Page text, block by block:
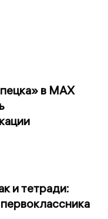
в MAX
и тетради: